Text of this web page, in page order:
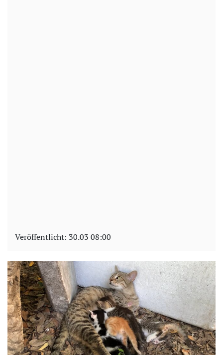
Veröffentlicht: 30.03 08:00